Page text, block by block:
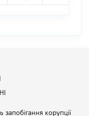
запобігання корупції